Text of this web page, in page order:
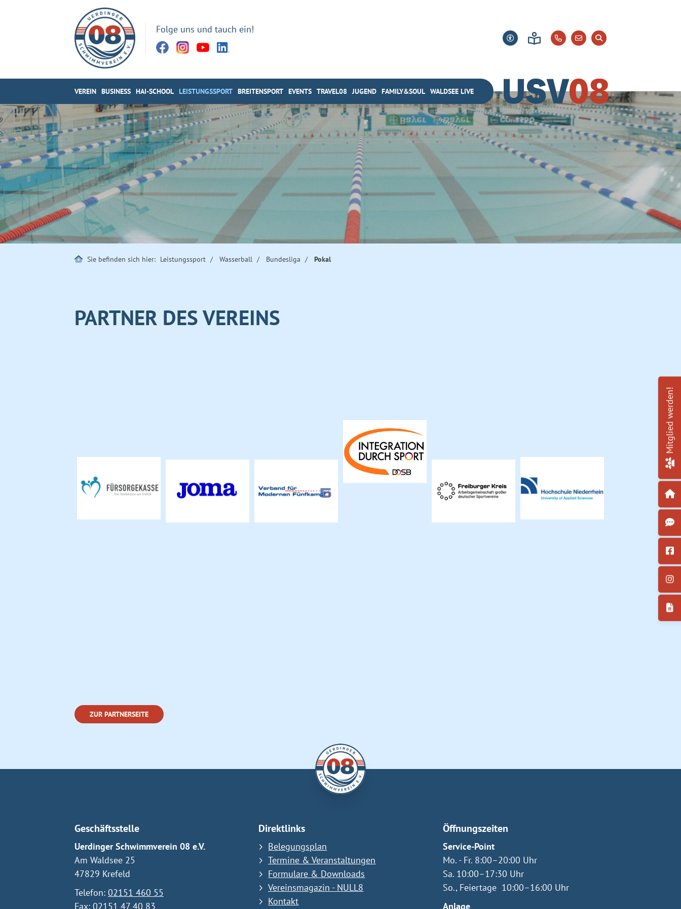
Folge uns und tauch ein!
VEREIN BUSINESS HAI-SCHOOL LEISTUNGSSPORT BREITENSPORT EVENTS TRAVEL08 JUGEND FAMILY&SOUL WALDSEE LIVE
Sie befinden sich hier: Leistungssport Wasserball Bundesliga Pokal
PARTNER DES VEREINS
ZUR PARTNERSEITE
Geschäftsstelle
Uerdinger Schwimmverein 08 e.V.
Am Waldsee 25
47829 Krefeld
Telefon: 02151 460 55
Fax: 02151 47 40 83
Direktlinks
Belegungsplan
Termine & Veranstaltungen
Formulare & Downloads
Vereinsmagazin - NULL8
Kontakt
Öffnungszeiten
Service-Point
Mo. - Fr. 8:00–20:00 Uhr
Sa. 10:00–17:30 Uhr
So., Feiertage 10:00–16:00 Uhr
Anlage
Mitglied werden!